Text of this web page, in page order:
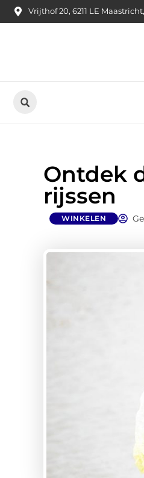
Vrijthof 20, 6211 LE
Ontdek
rijssen
WINKELEN